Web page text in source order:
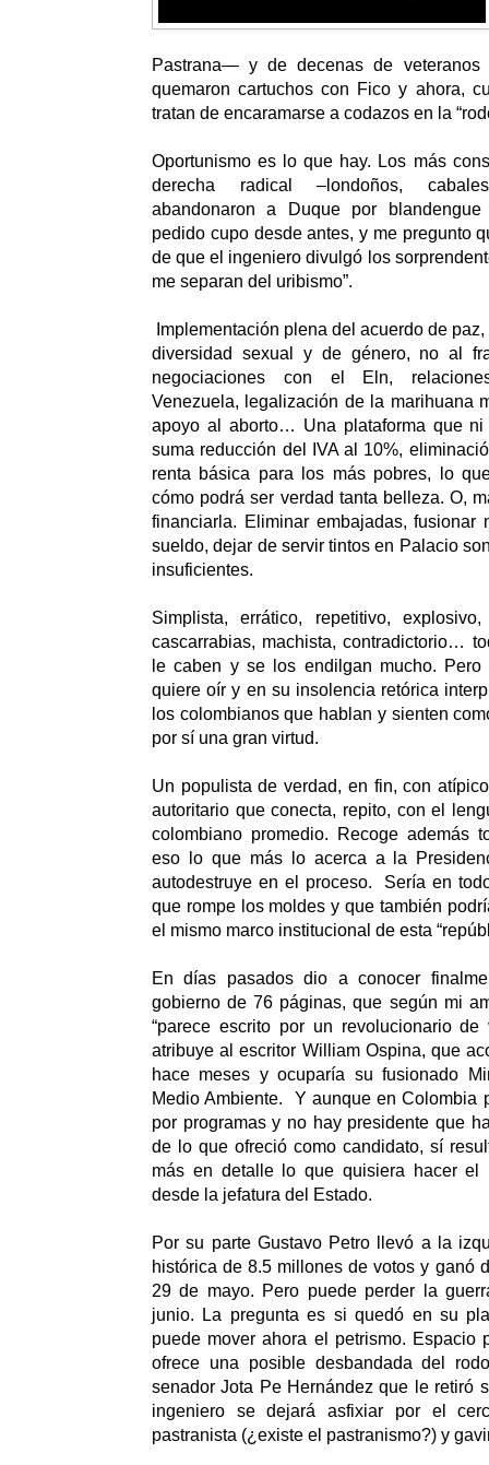
Pastrana— y de decenas de veteranos
quemaron cartuchos con Fico y ahora,
tratan de encaramarse a codazos en la
Oportunismo es lo que hay. Los más
derecha radical –londoños,
abandonaron a Duque por blandengue
pedido cupo desde antes, y me pregunto
de que el ingeniero divulgó los
me separan del uribismo”.
Implementación plena del acuerdo de paz,
diversidad sexual y de género, no al
negociaciones con el Eln,
Venezuela, legalización de la marihuana
apoyo al aborto… Una plataforma que
suma reducción del IVA al 10%,
renta básica para los más pobres, lo
cómo podrá ser verdad tanta belleza. O,
financiarla. Eliminar embajadas, fusionar
sueldo, dejar de servir tintos en Palacio
insuficientes.
Simplista, errático, repetitivo,
cascarrabias, machista, contradictorio…
le caben y se los endilgan mucho.
quiere oír y en su insolencia retórica
los colombianos que hablan y sienten
por sí una gran virtud.
Un populista de verdad, en fin, con
autoritario que conecta, repito, con el
colombiano promedio. Recoge además
eso lo que más lo acerca a la
autodestruye en el proceso. Sería en
que rompe los moldes y que también
el mismo marco institucional de esta
En días pasados dio a conocer
gobierno de 76 páginas, que según mi
“parece escrito por un revolucionario
atribuye al escritor William Ospina, que
hace meses y ocuparía su fusionado
Medio Ambiente. Y aunque en Colombia
por programas y no hay presidente que
de lo que ofreció como candidato, sí
más en detalle lo que quisiera hacer el
desde la jefatura del Estado.
Por su parte Gustavo Petro llevó a la
histórica de 8.5 millones de votos y ganó
29 de mayo. Pero puede perder la
junio. La pregunta es si quedó en su
puede mover ahora el petrismo. Espacio
ofrece una posible desbandada del
senador Jota Pe Hernández que le retiró
ingeniero se dejará asfixiar por el
pastranista (¿existe el pastranismo?) y